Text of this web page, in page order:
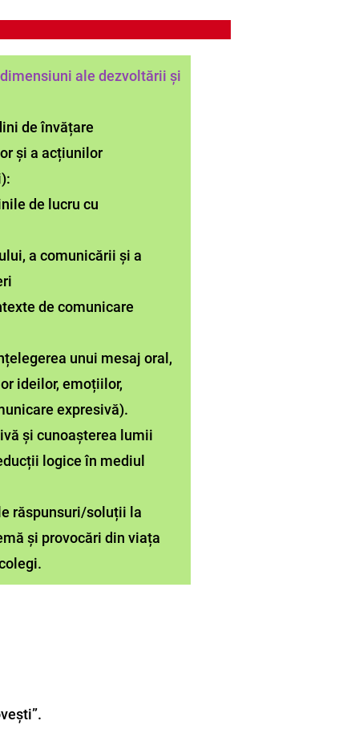
ale dezvoltării și
de învățare
și a acțiunilor
de lucru cu
a comunicării și a
de comunicare
unui mesaj oral,
ideilor, emoțiilor,
expresivă).
și cunoașterea lumii
logice în mediul
răspunsuri/soluții la
și provocări din viața